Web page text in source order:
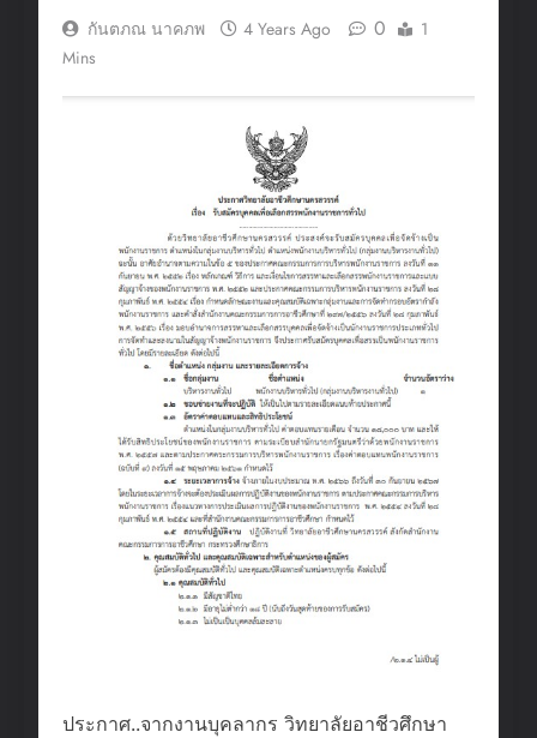
กันตภณ นาคภพ 4 Years Ago 0
1
Mins
ประกาศ..จากงานบุคลากร วิทยาลัยอาชีวศึกษา